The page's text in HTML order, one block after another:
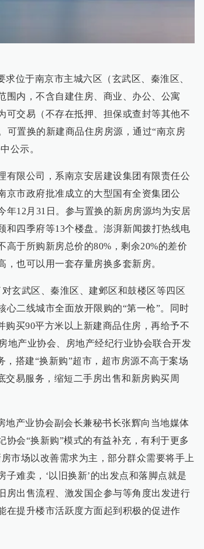
位于南京市主城六区（玄武区、秦淮区、
围内，不含自建住房、商业、办公、公寓
可交易（不存在抵押、担保或查封等其他不
可置换的新建商品住房房源，通过“南京房
公示。
有限公司，系南京安居建设集团有限责任公
京市政府批准成立的大型国有全资集团公
年12月31日。参与置换的新房房源均为安居
和四季府等13个楼盘。澎湃新闻拨打热线电
于所购新房总价的80%，剩余20%的差价
也可以用一套存量房换多套新房。
玄武区、秦淮区、建邺区和鼓楼区等四区
心二线城市全面放开限购的“第一枪”。同时
购买90平方米以上新建商品住房，再给予不
地产业协会、房地产经纪行业协会联合开发
，搭建“换新购”超市，超市房源不高于案场
交易服务，缩短二手房出售和新房购买周
地产业协会副会长兼秘书长张辉向当地媒体
会“换新购”模式的有益补充，有利于更多
市场以改善需求为主，部分群众需要将手上
难卖，‘以旧换新’的出发点和落脚点就是
房出售流程、激发国企参与等角度出发进行
在提升楼市活跃度方面起到积极的促进作